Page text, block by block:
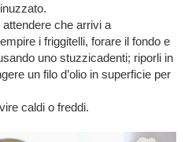
che arrivi a
i friggitelli, forare il fondo e
uno stuzzicadenti; riporli in
un filo d’olio in superficie per
caldi o freddi.